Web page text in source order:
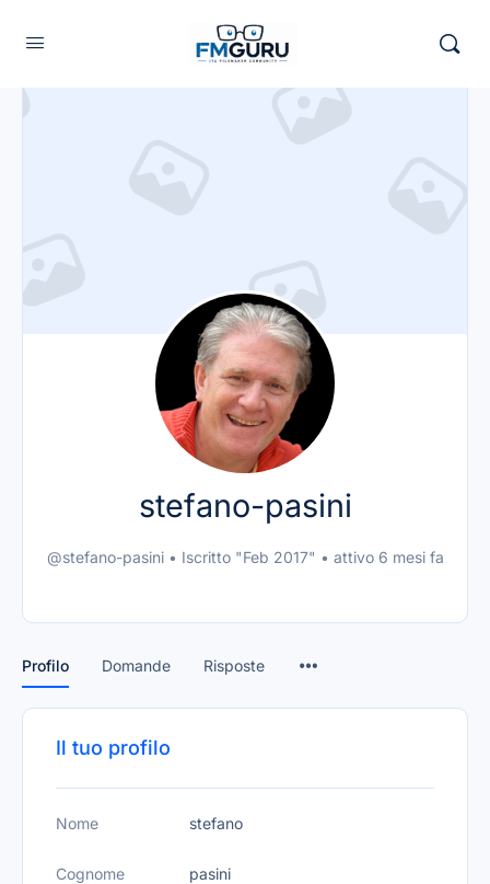
stefano-pasini
@stefano-pasini • Iscritto "Feb 2017" • attivo 6 mesi fa
Profilo Domande Risposte
Il tuo profilo
Nome stefano
Cognome pasini